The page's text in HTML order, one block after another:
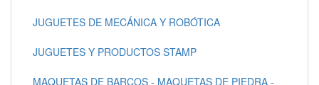
JUGUETES DE MECÁNICA Y ROBÓTICA
JUGUETES Y PRODUCTOS STAMP
MAQUETAS DE BARCOS - MAQUETAS DE PIEDRA -